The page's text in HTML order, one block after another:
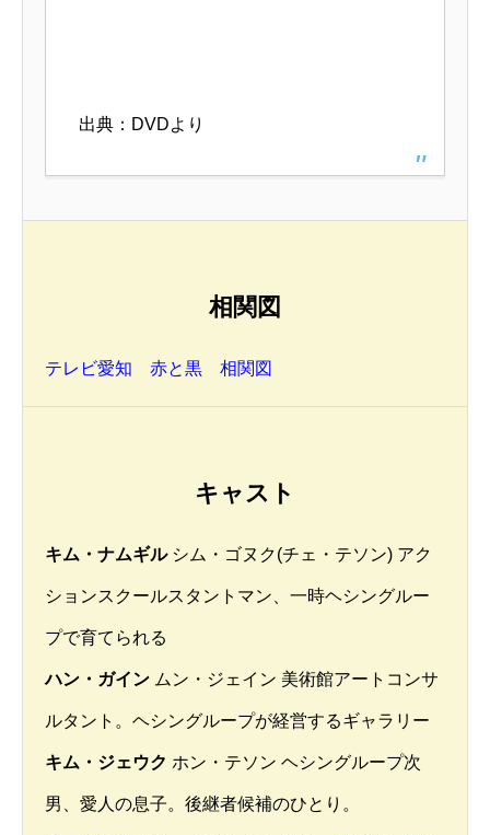
出典：DVDより
相関図
テレビ愛知 赤と黒 相関図
キャスト
キム・ナムギルシム・ゴヌク(チェ・テソン) アク
ションスクールスタントマン、一時ヘシングルー
プで育てられる
ハン・ガイン ムン・ジェイン 美術館アートコンサ
ルタント。ヘシングループが経営するギャラリー
キム・ジェウク ホン・テソン ヘシングループ次
男、愛人の息子。後継者候補のひとり。